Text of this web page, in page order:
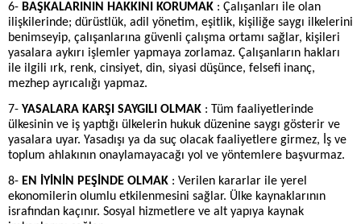
6- BAŞKALARININ HAKKINI KORUMAK : Çalışanları ile olan
ilişkilerinde; dürüstlük, adil yönetim, eşitlik, kişiliğe saygı ilkelerini
benimseyip, çalışanlarına güvenli çalışma ortamı sağlar, kişileri
yasalara aykırı işlemler yapmaya zorlamaz. Çalışanların hakları
ile ilgili ırk, renk, cinsiyet, din, siyasi düşünce, felsefi inanç,
mezhep ayrıcalığı yapmaz.
7- YASALARA KARŞI SAYGILI OLMAK : Tüm faaliyetlerinde
ülkesinin ve iş yaptığı ülkelerin hukuk düzenine saygı gösterir ve
yasalara uyar. Yasadışı ya da suç olacak faaliyetlere girmez, İş ve
toplum ahlakının onaylamayacağı yol ve yöntemlere başvurmaz.
8- EN İYİNİN PEŞİNDE OLMAK : Verilen kararlar ile yerel
ekonomilerin olumlu etkilenmesini sağlar. Ülke kaynaklarının
israfından kaçınır. Sosyal hizmetlere ve alt yapıya kaynak